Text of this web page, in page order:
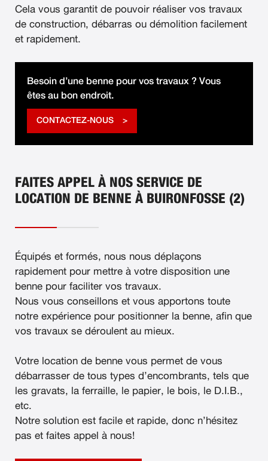
Cela vous garantit de pouvoir réaliser vos travaux
de construction, débarras ou démolition facilement
et rapidement.
Besoin d’une benne pour vos travaux ? Vous
êtes au bon endroit.
CONTACTEZ-NOUS
FAITES APPEL À NOS SERVICE DE
LOCATION DE BENNE À BUIRONFOSSE (2)
Équipés et formés, nous nous déplaçons
rapidement pour mettre à votre disposition une
benne pour faciliter vos travaux.
Nous vous conseillons et vous apportons toute
notre expérience pour positionner la benne, afin que
vos travaux se déroulent au mieux.
Votre location de benne vous permet de vous
débarrasser de tous types d’encombrants, tels que
les gravats, la ferraille, le papier, le bois, le D.I.B.,
etc.
Notre solution est facile et rapide, donc n’hésitez
pas et faites appel à nous!